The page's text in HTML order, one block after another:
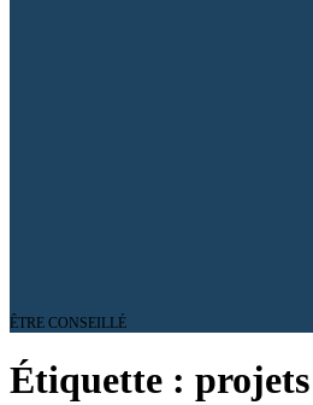
ÊTRE CONSEILLÉ
Étiquette : projets